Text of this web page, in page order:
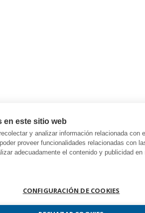
en este sitio web
y analizar información relacionada con
proveer funcionalidades relacionadas con
adecuadamente el contenido y publicidad
CONFIGURACIÓN DE COOKIES